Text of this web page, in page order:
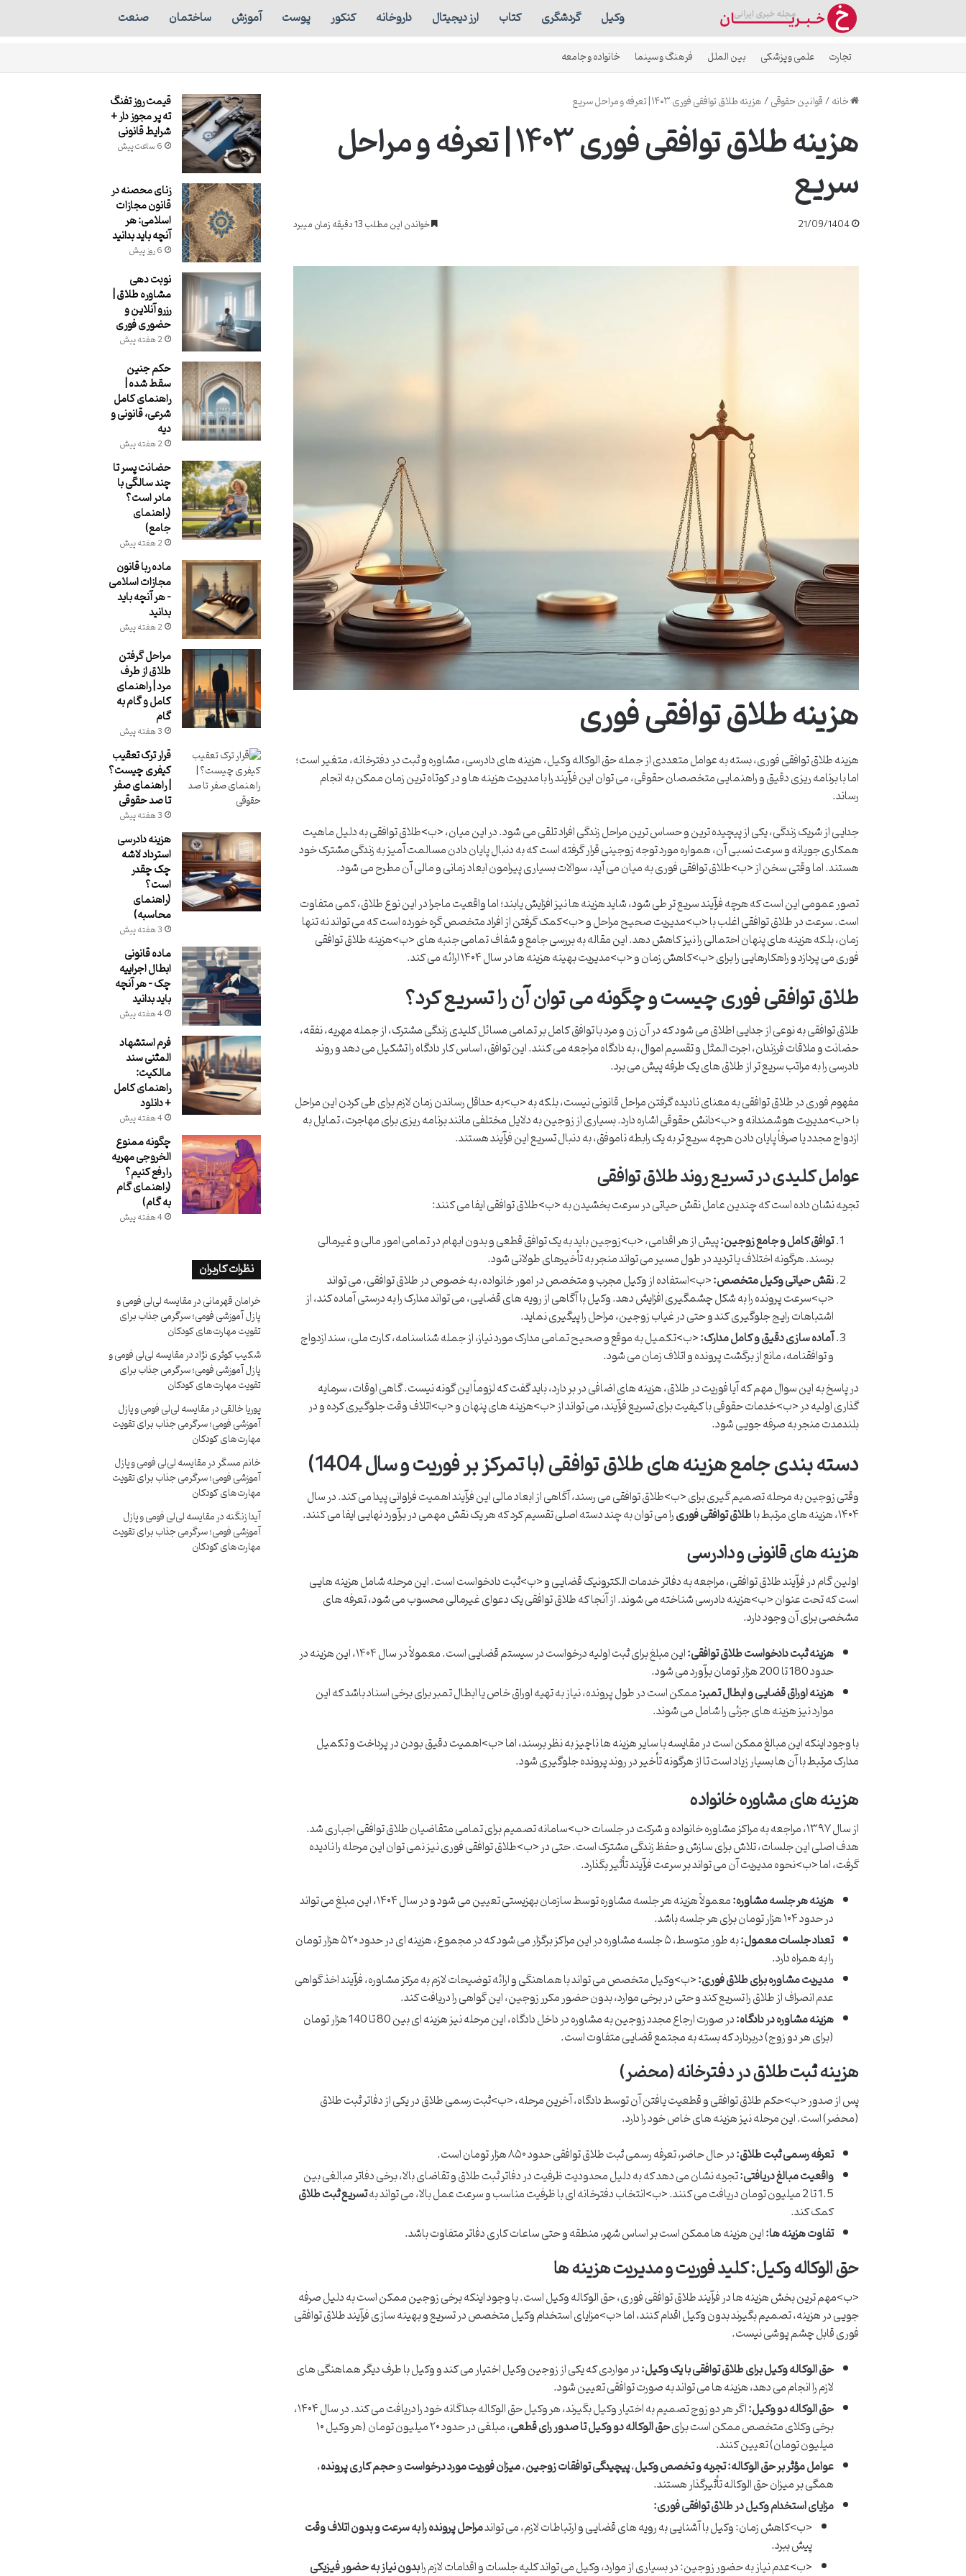
وکیل گردشگری کتاب ارز دیجیتال داروخانه کنکور پوست آموزش ساختمان صنعت
تجارت علمی و پزشکی بین الملل فرهنگ و سینما خانواده و جامعه
خانه/قوانین حقوقی/هزینه طلاق توافقی فوری ۱۴۰۳ | تعرفه و مراحل سریع
هزینه طلاق توافقی فوری ۱۴۰۳ | تعرفه و مراحل
سریع
21/09/1404 خواندن این مطلب 13 دقیقه زمان میبرد
هزینه طلاق توافقی فوری
هزینه طلاق توافقی فوری، بسته به عوامل متعددی از جمله حق الوکاله وکیل، هزینه های دادرسی، مشاوره و ثبت در دفترخانه، متغیر است؛
اما با برنامه ریزی دقیق و راهنمایی متخصصان حقوقی، می توان این فرآیند را با مدیریت هزینه ها و در کوتاه ترین زمان ممکن به انجام
رساند.
جدایی از شریک زندگی، یکی از پیچیده ترین و حساس ترین مراحل زندگی افراد تلقی می شود. در این میان، <ب>طلاق توافقی به دلیل ماهیت
همکاری جویانه و سرعت نسبی آن، همواره مورد توجه زوجینی قرار گرفته است که به دنبال پایان دادن مسالمت آمیز به زندگی مشترک خود
هستند. اما وقتی سخن از <ب>طلاق توافقی فوری به میان می آید، سوالات بسیاری پیرامون ابعاد زمانی و مالی آن مطرح می شود.
تصور عمومی این است که هرچه فرآیند سریع تر طی شود، شاید هزینه ها نیز افزایش یابند؛ اما واقعیت ماجرا در این نوع طلاق، کمی متفاوت
است. سرعت در طلاق توافقی اغلب با <ب>مدیریت صحیح مراحل و <ب>کمک گرفتن از افراد متخصص گره خورده است که می تواند نه تنها
زمان، بلکه هزینه های پنهان احتمالی را نیز کاهش دهد. این مقاله به بررسی جامع و شفاف تمامی جنبه های <ب>هزینه طلاق توافقی
فوری می پردازد و راهکارهایی را برای <ب>کاهش زمان و <ب>مدیریت بهینه هزینه ها در سال ۱۴۰۴ ارائه می کند.
طلاق توافقی فوری چیست و چگونه می توان آن را تسریع کرد؟
طلاق توافقی به نوعی از جدایی اطلاق می شود که در آن زن و مرد با توافق کامل بر تمامی مسائل کلیدی زندگی مشترک، از جمله مهریه، نفقه،
حضانت و ملاقات فرزندان، اجرت المثل و تقسیم اموال، به دادگاه مراجعه می کنند. این توافق، اساس کار دادگاه را تشکیل می دهد و روند
دادرسی را به مراتب سریع تر از طلاق های یک طرفه پیش می برد.
مفهوم فوری در طلاق توافقی به معنای نادیده گرفتن مراحل قانونی نیست، بلکه به <ب>به حداقل رساندن زمان لازم برای طی کردن این مراحل
با <ب>مدیریت هوشمندانه و <ب>دانش حقوقی اشاره دارد. بسیاری از زوجین به دلایل مختلفی مانند برنامه ریزی برای مهاجرت، تمایل به
ازدواج مجدد یا صرفاً پایان دادن هرچه سریع تر به یک رابطه ناموفق، به دنبال تسریع این فرآیند هستند.
عوامل کلیدی در تسریع روند طلاق توافقی
تجربه نشان داده است که چندین عامل نقش حیاتی در سرعت بخشیدن به <ب>طلاق توافقی ایفا می کنند:
توافق کامل و جامع زوجین:پیش از هر اقدامی، <ب>زوجین باید به یک توافق قطعی و بدون ابهام در تمامی امور مالی و غیرمالی
برسند. هرگونه اختلاف یا تردید در طول مسیر می تواند منجر به تأخیرهای طولانی شود.
نقش حیاتی وکیل متخصص:<ب>استفاده از وکیل مجرب و متخصص در امور خانواده، به خصوص در طلاق توافقی، می تواند
<ب>سرعت پرونده را به شکل چشمگیری افزایش دهد. وکیل با آگاهی از رویه های قضایی، می تواند مدارک را به درستی آماده کند، از
اشتباهات رایج جلوگیری کند و حتی در غیاب زوجین، مراحل را پیگیری نماید.
آماده سازی دقیق و کامل مدارک:<ب>تکمیل به موقع و صحیح تمامی مدارک مورد نیاز، از جمله شناسنامه، کارت ملی، سند ازدواج
و توافقنامه، مانع از برگشت پرونده و اتلاف زمان می شود.
در پاسخ به این سوال مهم که آیا فوریت در طلاق، هزینه های اضافی در بر دارد، باید گفت که لزوماً این گونه نیست. گاهی اوقات، سرمایه
گذاری اولیه در <ب>خدمات حقوقی با کیفیت برای تسریع فرآیند، می تواند از <ب>هزینه های پنهان و <ب>اتلاف وقت جلوگیری کرده و در
بلندمدت منجر به صرفه جویی شود.
دسته بندی جامع هزینه های طلاق توافقی (با تمرکز بر فوریت و سال 1404)
وقتی زوجین به مرحله تصمیم گیری برای <ب>طلاق توافقی می رسند، آگاهی از ابعاد مالی این فرآیند اهمیت فراوانی پیدا می کند. در سال
۱۴۰۴، هزینه های مرتبط با طلاق توافقی فوریرا می توان به چند دسته اصلی تقسیم کرد که هر یک نقش مهمی در برآورد نهایی ایفا می کنند.
هزینه های قانونی و دادرسی
اولین گام در فرآیند طلاق توافقی، مراجعه به دفاتر خدمات الکترونیک قضایی و <ب>ثبت دادخواست است. این مرحله شامل هزینه هایی
است که تحت عنوان <ب>هزینه دادرسی شناخته می شوند. از آنجا که طلاق توافقی یک دعوای غیرمالی محسوب می شود، تعرفه های
مشخصی برای آن وجود دارد.
هزینه ثبت دادخواست طلاق توافقی:
این مبلغ برای ثبت اولیه درخواست در سیستم قضایی است. معمولاً در سال ۱۴۰۴، این هزینه در
حدود 180 تا 200 هزار تومان برآورد می شود.
هزینه اوراق قضایی و ابطال تمبر:ممکن است در طول پرونده، نیاز به تهیه اوراق خاص یا ابطال تمبر برای برخی اسناد باشد که این
موارد نیز هزینه های جزئی را شامل می شوند.
با وجود اینکه این مبالغ ممکن است در مقایسه با سایر هزینه ها ناچیز به نظر برسند، اما <ب>اهمیت دقیق بودن در پرداخت و تکمیل
مدارک مرتبط با آن ها بسیار زیاد است تا از هرگونه تأخیر در روند پرونده جلوگیری شود.
هزینه های مشاوره خانواده
از سال ۱۳۹۷، مراجعه به مراکز مشاوره خانواده و شرکت در جلسات <ب>سامانه تصمیم برای تمامی متقاضیان طلاق توافقی اجباری شد.
هدف اصلی این جلسات، تلاش برای سازش و حفظ زندگی مشترک است. حتی در <ب>طلاق توافقی فوری نیز نمی توان این مرحله را نادیده
گرفت، اما <ب>نحوه مدیریت آن می تواند بر سرعت فرآیند تأثیر بگذارد.
هزینه هر جلسه مشاوره:
معمولاً هزینه هر جلسه مشاوره توسط سازمان بهزیستی تعیین می شود و در سال ۱۴۰۴، این مبلغ می تواند
در حدود ۱۰۴ هزار تومان برای هر جلسه باشد.
تعداد جلسات معمول:
به طور متوسط، ۵ جلسه مشاوره در این مراکز برگزار می شود که در مجموع، هزینه ای در حدود ۵۲۰ هزار تومان
را به همراه دارد.
مدیریت مشاوره برای طلاق فوری:<ب>وکیل متخصص می تواند با هماهنگی و ارائه توضیحات لازم به مرکز مشاوره، فرآیند اخذ گواهی
عدم انصراف از طلاق را تسریع کند و حتی در برخی موارد، بدون حضور مکرر زوجین، این گواهی را دریافت کند.
هزینه مشاوره در دادگاه:
در صورت ارجاع مجدد زوجین به مشاوره در داخل دادگاه، این مرحله نیز هزینه ای بین 80 تا 140 هزار تومان
(برای هر دو زوج) دربردارد که بسته به مجتمع قضایی متفاوت است.
هزینه ثبت طلاق در دفترخانه (محضر)
پس از صدور <ب>حکم طلاق توافقی و قطعیت یافتن آن توسط دادگاه، آخرین مرحله، <ب>ثبت رسمی طلاق در یکی از دفاتر ثبت طلاق
(محضر) است. این مرحله نیز هزینه های خاص خود را دارد.
تعرفه رسمی ثبت طلاق:در حال حاضر، تعرفه رسمی ثبت طلاق توافقی حدود ۸۵۰ هزار تومان است.
واقعیت مبالغ دریافتی:تجربه نشان می دهد که به دلیل محدودیت ظرفیت در دفاتر ثبت طلاق و تقاضای بالا، برخی دفاتر مبالغی بین
1.5 تا 2 میلیون تومان دریافت می کنند. <ب>انتخاب دفترخانه ای با ظرفیت مناسب و سرعت عمل بالا، می تواند به تسریع ثبت طلاق
کمک کند.
تفاوت هزینه ها:این هزینه ها ممکن است بر اساس شهر، منطقه و حتی ساعات کاری دفاتر متفاوت باشد.
حق الوکاله وکیل: کلید فوریت و مدیریت هزینه ها
<ب>مهم ترین بخش هزینه ها در فرآیند طلاق توافقی فوری، حق الوکاله وکیل است. با وجود اینکه برخی زوجین ممکن است به دلیل صرفه
جویی در هزینه، تصمیم بگیرند بدون وکیل اقدام کنند، اما <ب>مزایای استخدام وکیل متخصص در تسریع و بهینه سازی فرآیند طلاق توافقی
فوری قابل چشم پوشی نیست.
حق الوکاله وکیل برای طلاق توافقی با یک وکیل:در مواردی که یکی از زوجین وکیل اختیار می کند و وکیل با طرف دیگر هماهنگی های
لازم را انجام می دهد، هزینه ها می تواند به صورت توافقی تعیین شود.
حق الوکاله دو وکیل:
اگر هر دو زوج تصمیم به اختیار وکیل بگیرند، هر وکیل حق الوکاله جداگانه خود را دریافت می کند. در سال ۱۴۰۴،
برخی وکلای متخصص ممکن است برایحق الوکاله دو وکیل تا صدور رای قطعی ، مبلغی در حدود ۲۰ میلیون تومان (هر وکیل ۱۰
میلیون تومان) تعیین کنند.
عوامل مؤثر بر حق الوکاله:تجربه و تخصص وکیل،پیچیدگی توافقات زوجین،میزان فوریت مورد درخواستوحجم کاری پرونده،
همگی بر میزان حق الوکاله تأثیرگذار هستند.
مزایای استخدام وکیل در طلاق توافقی فوری:
<ب>کاهش زمان: وکیل با آشنایی به رویه های قضایی و ارتباطات لازم، می تواندمراحل پرونده را به سرعت و بدون اتلاف وقت
پیش ببرد.
<ب>عدم نیاز به حضور زوجین: در بسیاری از موارد، وکیل می تواند کلیه جلسات و اقدامات لازم رابدون نیاز به حضور فیزیکی
قیمت روز تفنگ
ته پر مجوز دار +
شرایط قانونی
6 ساعت پیش
زنای محصنه در
قانون مجازات
اسلامی: هر
آنچه باید بدانید
6 روز پیش
نوبت دهی
مشاوره طلاق |
رزرو آنلاین و
حضوری فوری
2 هفته پیش
حکم جنین
سقط شده |
راهنمای کامل
شرعی، قانونی و
دیه
2 هفته پیش
حضانت پسر تا
چند سالگی با
مادر است؟
(راهنمای
جامع)
2 هفته پیش
ماده ربا قانون
مجازات اسلامی
– هر آنچه باید
بدانید
2 هفته پیش
مراحل گرفتن
طلاق از طرف
مرد | راهنمای
کامل و گام به
گام
3 هفته پیش
قرار ترک تعقیب
کیفری چیست؟
| راهنمای صفر
تا صد حقوقی
3 هفته پیش
هزینه دادرسی
استرداد لاشه
چک چقدر
است؟
(راهنمای
محاسبه)
3 هفته پیش
ماده قانونی
ابطال اجراییه
چک – هر آنچه
باید بدانید
4 هفته پیش
فرم استشهاد
المثنی سند
مالکیت:
راهنمای کامل
+ دانلود
4 هفته پیش
چگونه ممنوع
الخروجی مهریه
را رفع کنیم؟
(راهنمای گام
به گام)
4 هفته پیش
نظرات کاربران
خرامان قهرمانیدرمقایسه لی‌لی فومی و
پازل آموزشی فومی؛ سرگرمی جذاب برای
تقویت مهارت‌های کودکان
شکیب کوثری نژاددرمقایسه لی‌لی فومی و
پازل آموزشی فومی؛ سرگرمی جذاب برای
تقویت مهارت‌های کودکان
پوریا خالقیدرمقایسه لی‌لی فومی و پازل
آموزشی فومی؛ سرگرمی جذاب برای تقویت
مهارت‌های کودکان
خانم مسگردرمقایسه لی‌لی فومی و پازل
آموزشی فومی؛ سرگرمی جذاب برای تقویت
مهارت‌های کودکان
آیدا زنگنهدرمقایسه لی‌لی فومی و پازل
آموزشی فومی؛ سرگرمی جذاب برای تقویت
مهارت‌های کودکان